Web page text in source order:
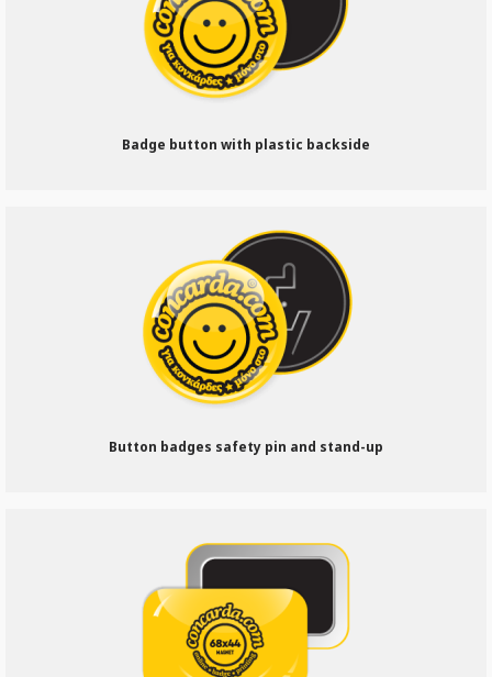
Badge button with plastic backside
Button badges safety pin and stand-up